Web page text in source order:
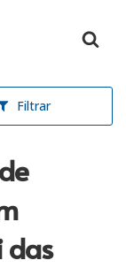
Filtrar
das